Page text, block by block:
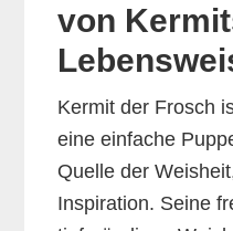
von
Kermit der Frosch
eine einfache
Quelle der
Inspiration. Seine